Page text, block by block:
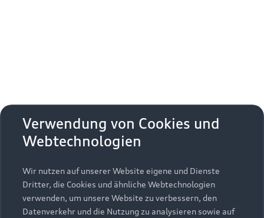
Zurück nach oben
Modelle
Alle Modelle
Modelle vergleichen
Kaufen & leasen
Neuwagensuche
Service & Zubehör
Verwendung von Cookies und
Webtechnologien
Wir nutzen auf unserer Website eigene und Dienste
Dritter, die Cookies und ähnliche Webtechnologien
verwenden, um unsere Website zu verbessern, den
Datenverkehr und die Nutzung zu analysieren sowie auf